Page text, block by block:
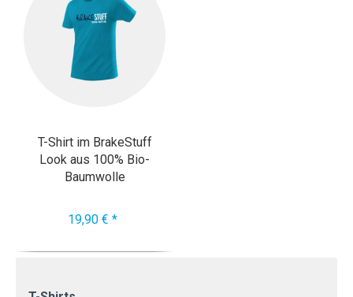
T-Shirt im BrakeStuff
Look aus 100% Bio-
Baumwolle
19,90 € *